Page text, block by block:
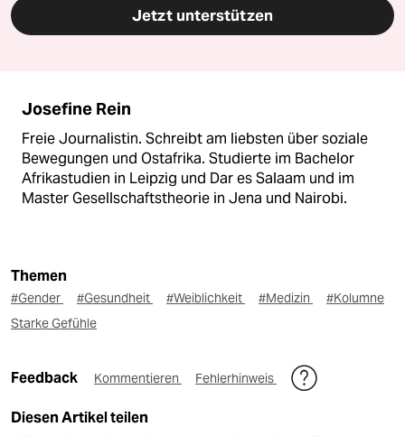
Jetzt unterstützen
Josefine Rein
Freie Journalistin. Schreibt am liebsten über soziale
Bewegungen und Ostafrika. Studierte im Bachelor
Afrikastudien in Leipzig und Dar es Salaam und im
Master Gesellschaftstheorie in Jena und Nairobi.
Themen
#Gender #Gesundheit #Weiblichkeit #Medizin
#Kolumne
Starke Gefühle
Feedback Kommentieren Fehlerhinweis
Diesen Artikel teilen